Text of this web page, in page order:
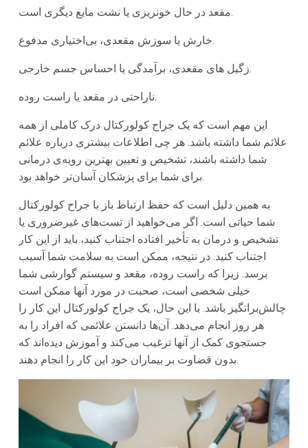
مقعد در حال خونریزی یا نشت مایع دیگری است.
خارش یا سوزش مقعدی، بی‌اختیاری مدفوع.
زگیل های مقعدی، برآمدگی یا احساس جسم خارجی.
ناراحتی در مقعد یا راست روده.
این مهم است که یک جراح کولورکتال درک کاملی از همه
علائم شما داشته باشد. هر چی اطلاعات بیشتری درباره علائم
شما داشته باشند، تشخیص و تعیین بهترین رویه‌ی درمانی
برای شما برای پزشکان آسان‌تر خواهد بود.
به همین دلیل است که حفظ ارتباط باز با جراح کولورکتال
شما حیاتی است. اگر می‌خواهید از تست‌های غیرضروری یا
تشخیص و درمان به تأخیر افتاده اجتناب کنید، باید از این کار
اجتناب کنید. در نتیجه، ممکن است به سلامت شما آسیب
برسد. زیرا که راست ‌روده، مقعد و سیستم گوارشی شما
خیلی شخصی است، صحبت در مورد آنها ممکن است
چالش‌برانگیز باشد. با این حال، یک جراح کولورکتال این کار را
هر روز انجام می‌دهد. آن‌ها دانستن علائمی که افراد را به
جستجوی کمک از آنها ترغیب می‌کند و آموزش دیده‌اند که
بدون قضاوت بر بیماران خود این کار را انجام دهند.